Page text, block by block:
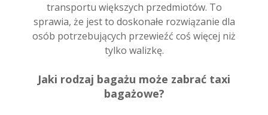
transportu większych przedmiotów. To
sprawia, że jest to doskonałe rozwiązanie dla
osób potrzebujących przewieźć coś więcej niż
tylko walizkę.
Jaki rodzaj bagażu może zabrać taxi
bagażowe?